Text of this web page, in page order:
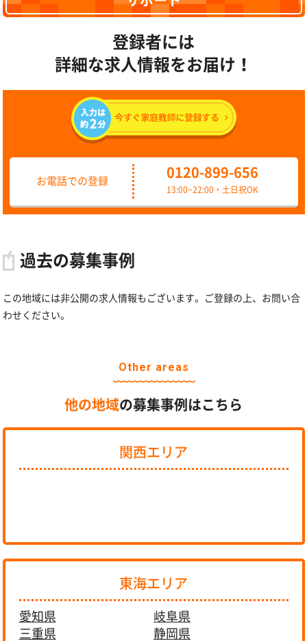
登録者には
詳細な求人情報をお届け！
お電話での登録
0120-899-656
13:00~22:00・土日祝OK
過去の募集事例
この地域には非公開の求人情報もございます。ご登録の上、お問い合
わせください。
Other areas
他の地域の募集事例はこちら
関西エリア
東海エリア
愛知県
岐阜県
三重県
静岡県